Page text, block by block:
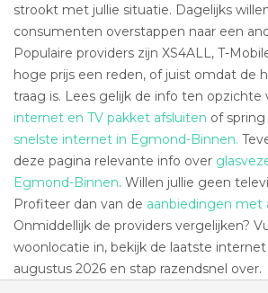
strookt met jullie situatie. Dagelijks
consumenten overstappen naar een
Populaire providers zijn XS4ALL, T-
hoge prijs een reden, of juist omdat de
traag is. Lees gelijk de info ten opzichte
internet en TV pakket afsluiten of
snelste internet in Egmond-Binnen.
deze pagina relevante info over
Egmond-Binnen. Willen jullie geen
Profiteer dan van de aanbiedingen met
Onmiddellijk de providers vergelijken?
woonlocatie in, bekijk de laatste
augustus 2026 en stap razendsnel over.